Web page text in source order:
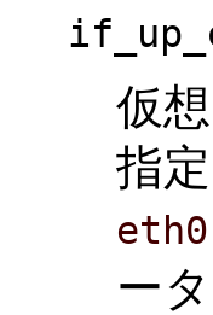
仮
指
ー